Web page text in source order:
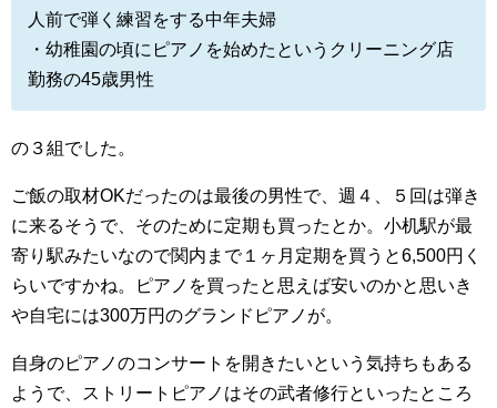
人前で弾く練習をする中年夫婦
・幼稚園の頃にピアノを始めたというクリーニング店
勤務の45歳男性
の３組でした。
ご飯の取材OKだったのは最後の男性で、週４、５回は弾き
に来るそうで、そのために定期も買ったとか。小机駅が最
寄り駅みたいなので関内まで１ヶ月定期を買うと6,500円く
らいですかね。ピアノを買ったと思えば安いのかと思いき
や自宅には300万円のグランドピアノが。
自身のピアノのコンサートを開きたいという気持ちもある
ようで、ストリートピアノはその武者修行といったところ